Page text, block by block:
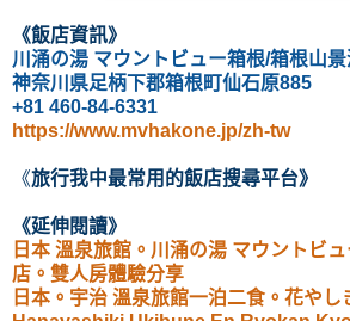
《飯店資訊》
川涌の湯 マウントビュー箱根/箱根山
神奈川県足柄下郡箱根町仙石原885
+81 460-84-6331
https://www.mvhakone.jp/zh-tw
《旅行我中最常用的飯店搜尋平台》
《延伸閱讀》
日本 溫泉旅館。川涌の湯 マウントビ
店。雙人房體驗分享
日本。宇治 溫泉旅館一泊二食。花やし